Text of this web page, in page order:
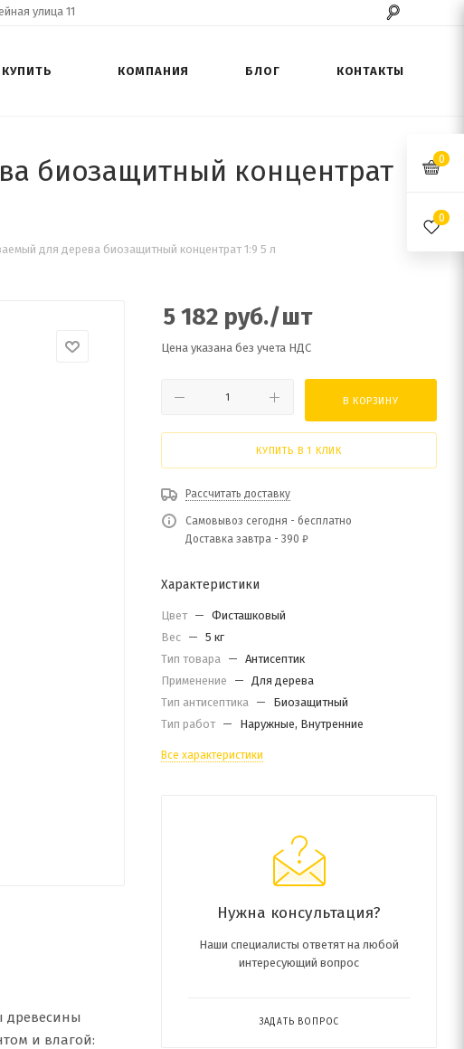
улица 11
КУПИТЬ КОМПАНИЯ БЛОГ КОНТАКТЫ
биозащитный концентрат
для дерева биозащитный концентрат 1:9 5 л
древесины
и влагой:
5 182 руб./шт
Цена указана без учета НДС
В КОРЗИНУ
КУПИТЬ В 1 КЛИК
Рассчитать доставку
Самовывоз сегодня - бесплатно
Доставка завтра - 390 ₽
Характеристики
Цвет — Фисташковый
Вес — 5 кг
Тип товара — Антисептик
Применение
— Для дерева
Тип антисептика —
Биозащитный
Тип работ — Наружные, Внутренние
Все характеристики
Нужна консультация?
Наши специалисты ответят на любой
интересующий вопрос
ЗАДАТЬ ВОПРОС
0
0